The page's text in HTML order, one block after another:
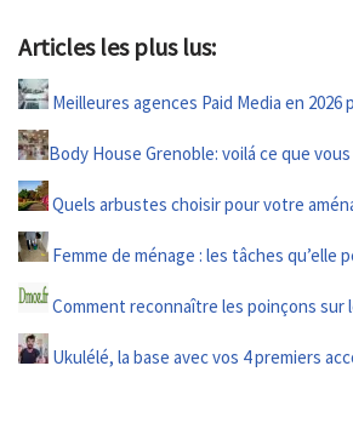
Articles les plus lus:
Meilleures agences Paid Media en
Body House Grenoble: voilá ce que
Quels arbustes choisir pour votre
Femme de ménage : les tâches
Comment reconnaître les poinçons
Ukulélé, la base avec vos 4 premiers